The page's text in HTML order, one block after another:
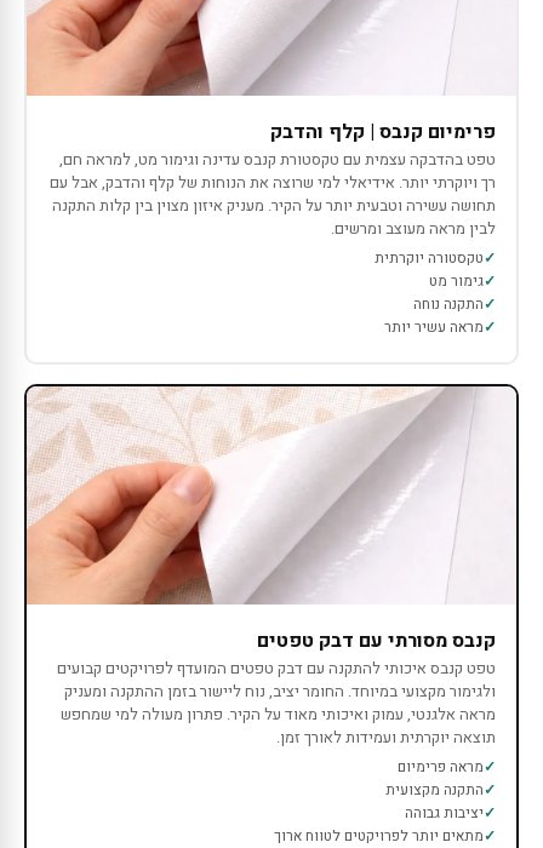
פרימיום קנבס | קלף והדבק
טפט בהדבקה עצמית עם טקסטורת קנבס עדינה וגימור מט, למראה חם,
רך ויוקרתי יותר. אידיאלי למי שרוצה את הנוחות של קלף והדבק, אבל עם
תחושה עשירה וטבעית יותר על הקיר. מעניק איזון מצוין בין קלות התקנה
לבין מראה מעוצב ומרשים.
טקסטורה יוקרתית
גימור מט
התקנה נוחה
מראה עשיר יותר
קנבס מסורתי עם דבק טפטים
טפט קנבס איכותי להתקנה עם דבק טפטים המועדף לפרויקטים קבועים
ולגימור מקצועי במיוחד. החומר יציב, נוח ליישור בזמן ההתקנה ומעניק
מראה אלגנטי, עמוק ואיכותי מאוד על הקיר. פתרון מעולה למי שמחפש
תוצאה יוקרתית ועמידות לאורך זמן.
מראה פרימיום
התקנה מקצועית
יציבות גבוהה
מתאים יותר לפרויקטים לטווח ארוך